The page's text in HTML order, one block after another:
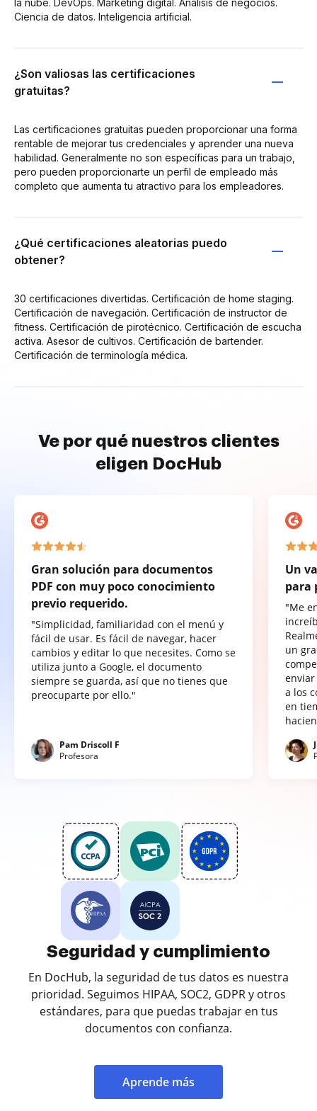
Ciencia de datos. Inteligencia artificial.
¿Son valiosas las certificaciones
gratuitas?
Las certificaciones gratuitas pueden proporcionar una forma
rentable de mejorar tus credenciales y aprender una nueva
habilidad. Generalmente no son específicas para un trabajo,
pero pueden proporcionarte un perfil de empleado más
completo que aumenta tu atractivo para los empleadores.
¿Qué certificaciones aleatorias puedo
obtener?
30 certificaciones divertidas. Certificación de home staging.
Certificación de navegación. Certificación de instructor de
fitness. Certificación de pirotécnico. Certificación de escucha
activa. Asesor de cultivos. Certificación de bartender.
Certificación de terminología médica.
Ve por qué nuestros clientes
eligen DocHub
Gran solución para documentos
PDF con muy poco conocimiento
previo requerido.
"Simplicidad, familiaridad con el menú y
fácil de usar. Es fácil de navegar, hacer
cambios y editar lo que necesites. Como se
utiliza junto a Google, el documento
siempre se guarda, así que no tienes que
preocuparte por ello."
Pam Driscoll F
Profesora
Un
para
"Me
un
a los
en
Seguridad y cumplimiento
En DocHub, la seguridad de tus datos es nuestra
prioridad. Seguimos HIPAA, SOC2, GDPR y otros
estándares, para que puedas trabajar en tus
documentos con confianza.
Aprende más